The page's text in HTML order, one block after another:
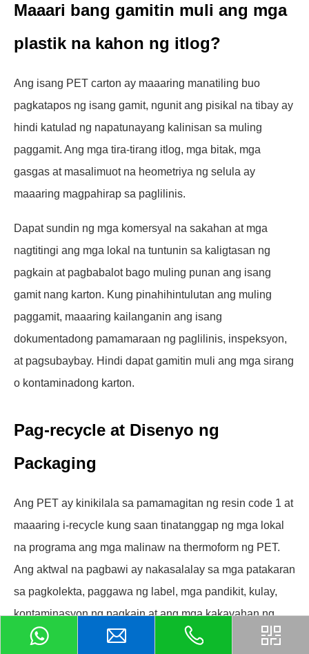
Maaari bang gamitin muli ang mga
plastik na kahon ng itlog?
Ang isang PET carton ay maaaring manatiling buo
pagkatapos ng isang gamit, ngunit ang pisikal na tibay ay
hindi katulad ng napatunayang kalinisan sa muling
paggamit. Ang mga tira-tirang itlog, mga bitak, mga
gasgas at masalimuot na heometriya ng selula ay
maaaring magpahirap sa paglilinis.
Dapat sundin ng mga komersyal na sakahan at mga
nagtitingi ang mga lokal na tuntunin sa kaligtasan ng
pagkain at pagbabalot bago muling punan ang isang
gamit nang karton. Kung pinahihintulutan ang muling
paggamit, maaaring kailanganin ang isang
dokumentadong pamamaraan ng paglilinis, inspeksyon,
at pagsubaybay. Hindi dapat gamitin muli ang mga sirang
o kontaminadong karton.
Pag-recycle at Disenyo ng
Packaging
Ang PET ay kinikilala sa pamamagitan ng resin code 1 at
maaaring i-recycle kung saan tinatanggap ng mga lokal
na programa ang mga malinaw na thermoform ng PET.
Ang aktwal na pagbawi ay nakasalalay sa mga patakaran
sa pagkolekta, paggawa ng label, mga pandikit, kulay,
kontaminasyon ng pagkain at ang mga kakayahan ng
mga lokal na pasilidad sa pag-uuri at pag-recycle.